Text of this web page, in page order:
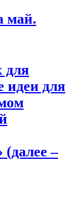
май.
для
идеи для
(далее –